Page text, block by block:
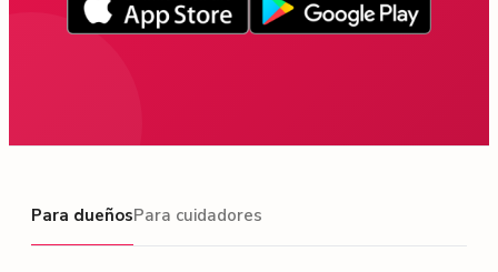
Para dueños
Para dueñosPara cuidadores